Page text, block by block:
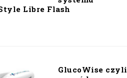
Libre Flash
GlucoWise czyli